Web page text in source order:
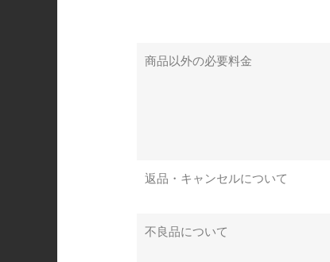
商品以外の必要料金
返品・キャンセルについて
不良品について